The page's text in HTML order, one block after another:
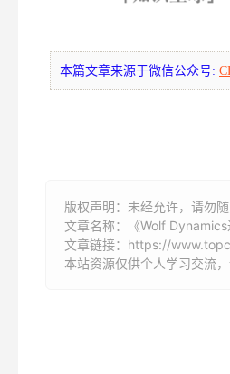
本篇文章来源于微信公众号:
版权声明：未经允许，请勿随
文章名称：《Wolf Dynamics
文章链接： https://
本站资源仅供个人学习交流